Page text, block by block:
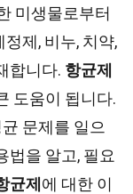
미생물로부터
정제, 비누, 치약,
합니다. 항균제
도움이 됩니다.
문제를 일으
법을 알고, 필요
균제 에 대한 이